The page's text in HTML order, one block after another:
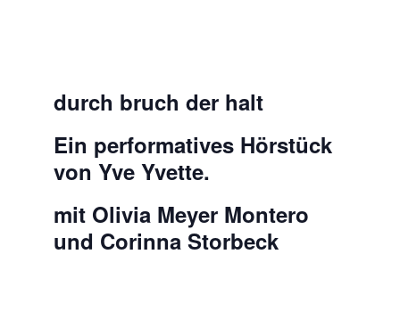
durch bruch der halt
Ein performatives Hörstück
von Yve Yvette.
mit Olivia Meyer Montero
und Corinna Storbeck